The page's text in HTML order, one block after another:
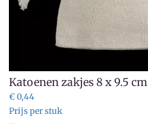
Katoenen zakjes 8 x 9.5 cm
€ 0,44
Prijs per stuk